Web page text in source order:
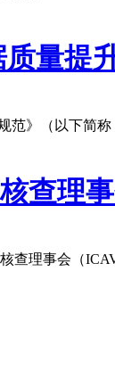
量提
范》（以下
查理
事会（